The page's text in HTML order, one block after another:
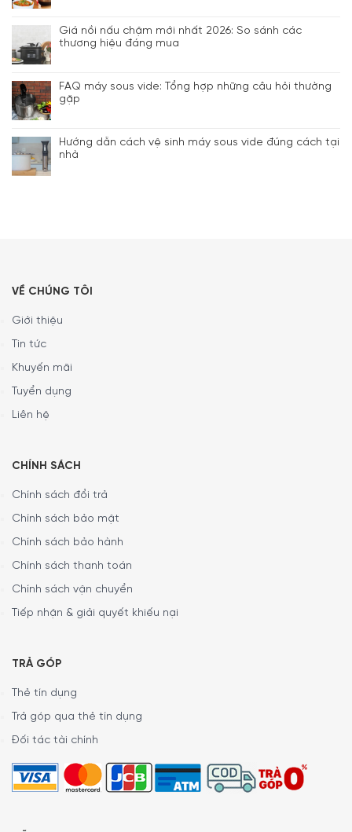
Giá nồi nấu chậm mới nhất 2026: So sánh các
thương hiệu đáng mua
FAQ máy sous vide: Tổng hợp những câu hỏi thường
gặp
Hướng dẫn cách vệ sinh máy sous vide đúng cách tại
nhà
VỀ CHÚNG TÔI
Giới thiệu
Tin tức
Khuyến mãi
Tuyển dụng
Liên hệ
CHÍNH SÁCH
Chính sách đổi trả
Chính sách bảo mật
Chính sách bảo hành
Chính sách thanh toán
Chính sách vận chuyển
Tiếp nhận & giải quyết khiếu nại
TRẢ GÓP
Thẻ tín dụng
Trả góp qua thẻ tín dụng
Đối tác tài chính